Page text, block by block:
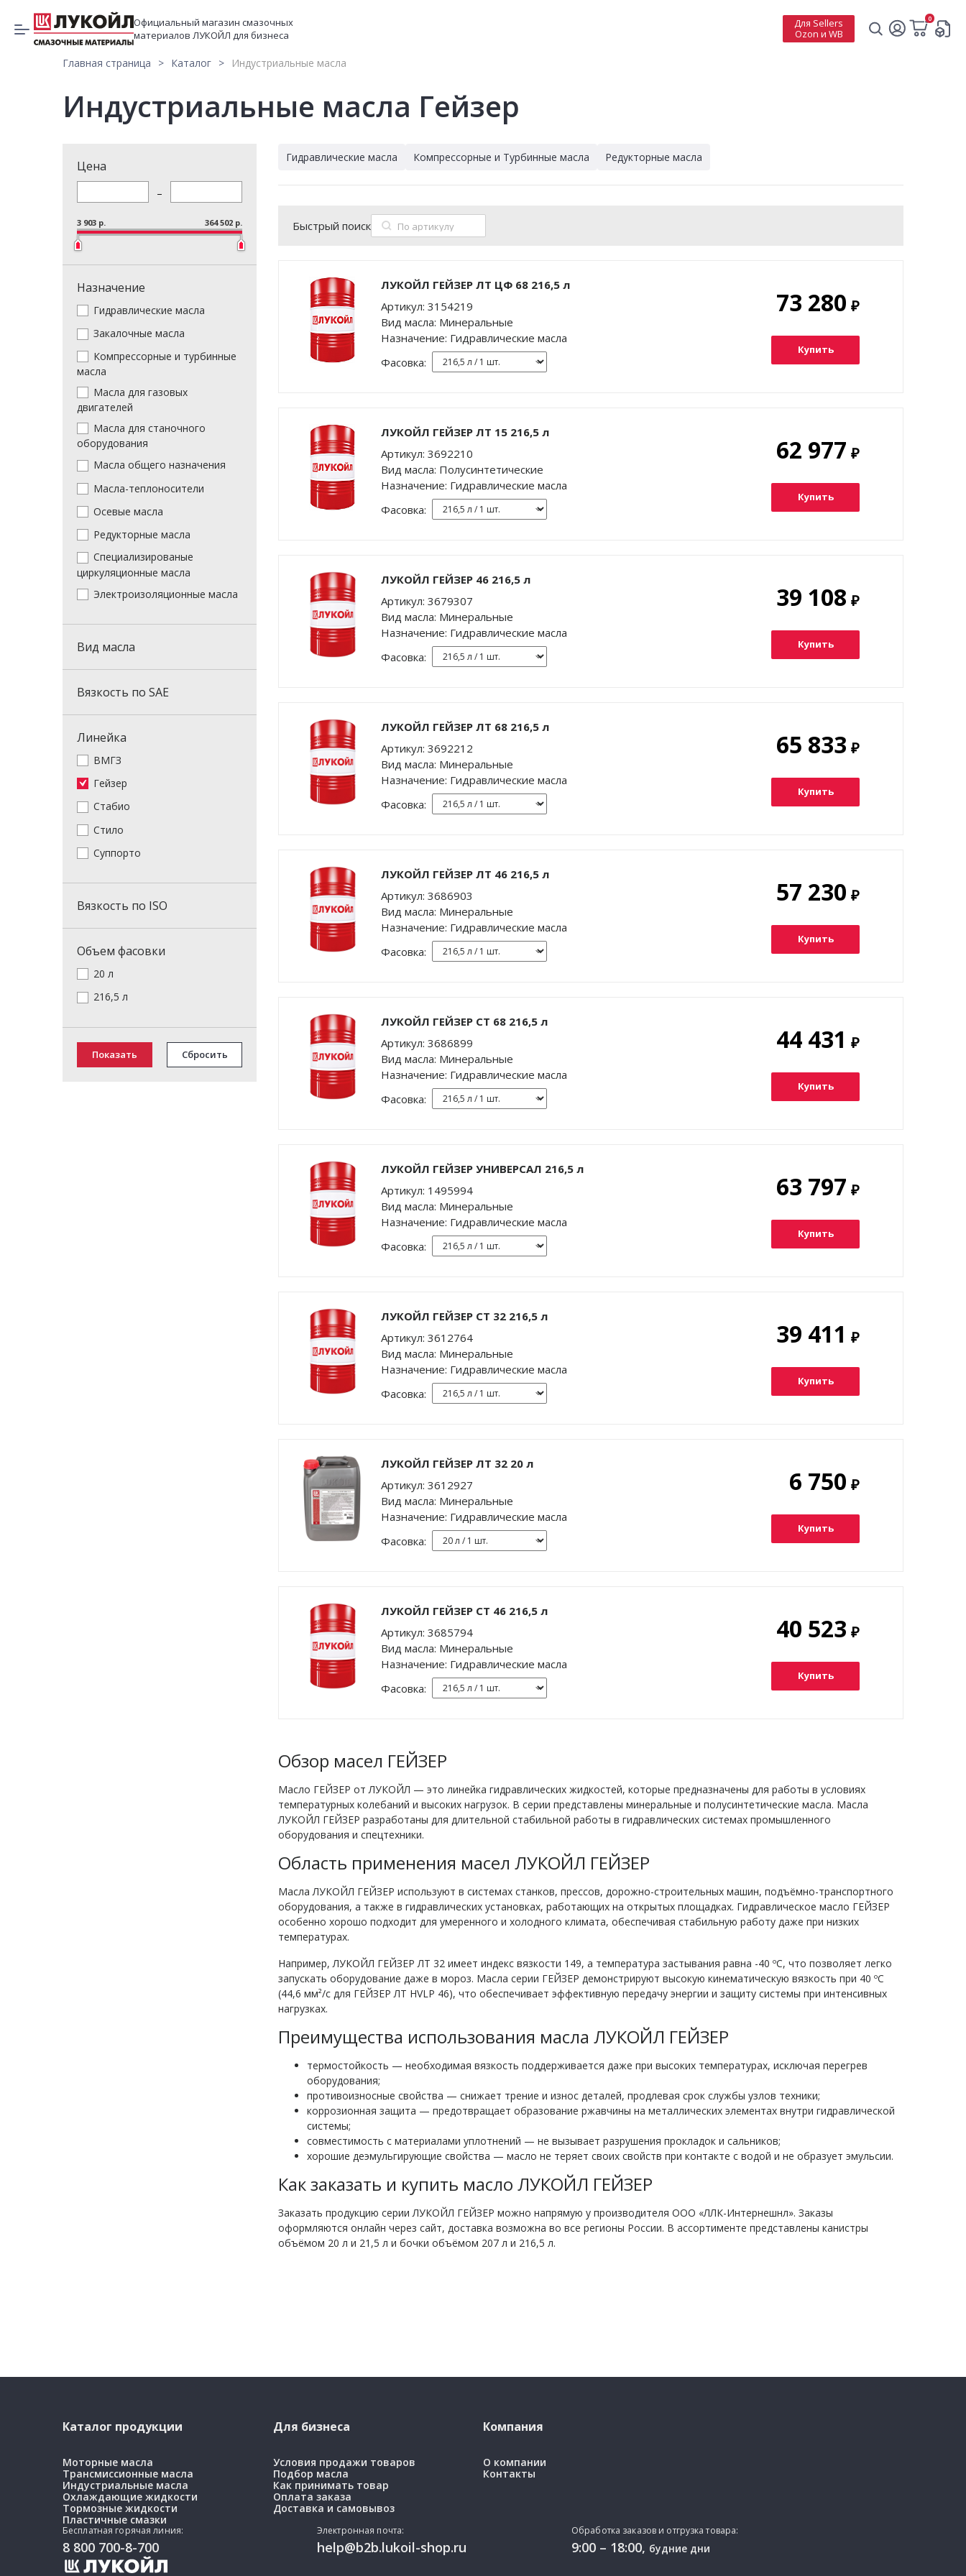
Официальный магазин смазочных
материалов ЛУКОЙЛ для бизнеса
Для Sellers
Ozon и WB
0
Главная страница Каталог Индустриальные масла
Индустриальные масла Гейзер
Цена
–
3 903 p. 364 502 p.
Назначение
Гидравлические масла
Закалочные масла
Компрессорные и турбинные
масла
Масла для газовых
двигателей
Масла для станочного
оборудования
Масла общего назначения
Масла-теплоносители
Осевые масла
Редукторные масла
Специализированые
циркуляционные масла
Электроизоляционные масла
Вид масла
Вязкость по SAE
Линейка
ВМГЗ
Гейзер
Стабио
Стило
Суппорто
Вязкость по ISO
Объем фасовки
20 л
216,5 л
Гидравлические масла Компрессорные и Турбинные масла Редукторные масла
Быстрый поиск
ЛУКОЙЛ ГЕЙЗЕР ЛТ ЦФ 68 216,5 л
Артикул:3154219
Вид масла: Минеральные
Назначение: Гидравлические масла
Фасовка:
73 280 ₽
Купить
ЛУКОЙЛ ГЕЙЗЕР ЛТ 15 216,5 л
Артикул:3692210
Вид масла: Полусинтетические
Назначение: Гидравлические масла
Фасовка:
62 977 ₽
Купить
ЛУКОЙЛ ГЕЙЗЕР 46 216,5 л
Артикул:3679307
Вид масла: Минеральные
Назначение: Гидравлические масла
Фасовка:
39 108 ₽
Купить
ЛУКОЙЛ ГЕЙЗЕР ЛТ 68 216,5 л
Артикул:3692212
Вид масла: Минеральные
Назначение: Гидравлические масла
Фасовка:
65 833 ₽
Купить
ЛУКОЙЛ ГЕЙЗЕР ЛТ 46 216,5 л
Артикул:3686903
Вид масла: Минеральные
Назначение: Гидравлические масла
Фасовка:
57 230 ₽
Купить
ЛУКОЙЛ ГЕЙЗЕР СТ 68 216,5 л
Артикул:3686899
Вид масла: Минеральные
Назначение: Гидравлические масла
Фасовка:
44 431 ₽
Купить
ЛУКОЙЛ ГЕЙЗЕР УНИВЕРСАЛ 216,5 л
Артикул: 1495994
Вид масла: Минеральные
Назначение: Гидравлические масла
Фасовка:
63 797 ₽
Купить
ЛУКОЙЛ ГЕЙЗЕР СТ 32 216,5 л
Артикул:3612764
Вид масла: Минеральные
Назначение: Гидравлические масла
Фасовка:
39 411 ₽
Купить
ЛУКОЙЛ ГЕЙЗЕР ЛТ 32 20 л
Артикул:3612927
Вид масла: Минеральные
Назначение: Гидравлические масла
Фасовка:
6 750 ₽
Купить
ЛУКОЙЛ ГЕЙЗЕР СТ 46 216,5 л
Артикул:3685794
Вид масла: Минеральные
Назначение: Гидравлические масла
Фасовка:
40 523 ₽
Купить
Обзор масел ГЕЙЗЕР
Масло ГЕЙЗЕР от ЛУКОЙЛ — это линейка гидравлических жидкостей, которые предназначены для работы в условиях
температурных колебаний и высоких нагрузок. В серии представлены минеральные и полусинтетические масла. Масла
ЛУКОЙЛ ГЕЙЗЕР разработаны для длительной стабильной работы в гидравлических системах промышленного
оборудования и спецтехники.
Область применения масел ЛУКОЙЛ ГЕЙЗЕР
Масла ЛУКОЙЛ ГЕЙЗЕР используют в системах станков, прессов, дорожно-строительных машин, подъёмно-транспортного
оборудования, а также в гидравлических установках, работающих на открытых площадках. Гидравлическое масло ГЕЙЗЕР
особенно хорошо подходит для умеренного и холодного климата, обеспечивая стабильную работу даже при низких
температурах.
Например, ЛУКОЙЛ ГЕЙЗЕР ЛТ 32 имеет индекс вязкости 149, а температура застывания равна -40 ºС, что позволяет легко
запускать оборудование даже в мороз. Масла серии ГЕЙЗЕР демонстрируют высокую кинематическую вязкость при 40 ºС
(44,6 мм²/с для ГЕЙЗЕР ЛТ HVLP 46), что обеспечивает эффективную передачу энергии и защиту системы при интенсивных
нагрузках.
Преимущества использования масла ЛУКОЙЛ ГЕЙЗЕР
термостойкость — необходимая вязкость поддерживается даже при высоких температурах, исключая перегрев
оборудования;
противоизносные свойства — снижает трение и износ деталей, продлевая срок службы узлов техники;
коррозионная защита — предотвращает образование ржавчины на металлических элементах внутри гидравлической
системы;
совместимость с материалами уплотнений — не вызывает разрушения прокладок и сальников;
хорошие деэмульгирующие свойства — масло не теряет своих свойств при контакте с водой и не образует эмульсии.
Как заказать и купить масло ЛУКОЙЛ ГЕЙЗЕР
Заказать продукцию серии ЛУКОЙЛ ГЕЙЗЕР можно напрямую у производителя ООО «ЛЛК-Интернешнл». Заказы
оформляются онлайн через сайт, доставка возможна во все регионы России. В ассортименте представлены канистры
объёмом 20 л и 21,5 л и бочки объёмом 207 л и 216,5 л.
Каталог продукции
Моторные масла
Трансмиссионные масла
Индустриальные масла
Охлаждающие жидкости
Тормозные жидкости
Пластичные смазки
Для бизнеса
Условия продажи товаров
Подбор масла
Как принимать товар
Оплата заказа
Доставка и самовывоз
Компания
О компании
Контакты
Бесплатная горячая линия:
8 800 700-8-700
Электронная почта:
help@b2b.lukoil-shop.ru
Обработка заказов и отгрузка товара:
9:00 – 18:00, будние дни